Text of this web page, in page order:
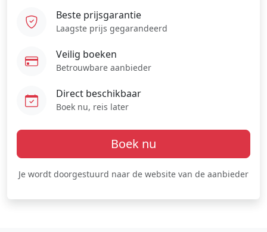
Beste prijsgarantie
Laagste prijs gegarandeerd
Veilig boeken
Betrouwbare aanbieder
Direct beschikbaar
Boek nu, reis later
Boek nu
Je wordt doorgestuurd naar de website van de aanbieder